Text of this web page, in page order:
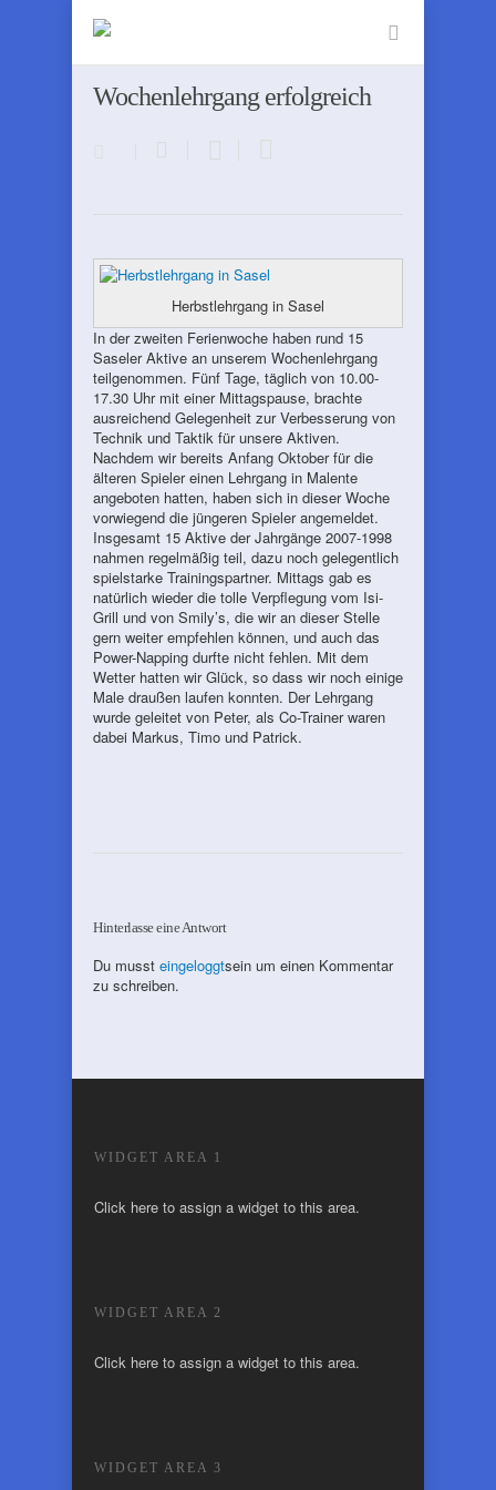
Wochenlehrgang erfolgreich
Herbstlehrgang in Sasel
In der zweiten Ferienwoche haben rund 15
Saseler Aktive an unserem Wochenlehrgang
teilgenommen. Fünf Tage, täglich von 10.00-
17.30 Uhr mit einer Mittagspause, brachte
ausreichend Gelegenheit zur Verbesserung von
Technik und Taktik für unsere Aktiven.
Nachdem wir bereits Anfang Oktober für die
älteren Spieler einen Lehrgang in Malente
angeboten hatten, haben sich in dieser Woche
vorwiegend die jüngeren Spieler angemeldet.
Insgesamt 15 Aktive der Jahrgänge 2007-1998
nahmen regelmäßig teil, dazu noch gelegentlich
spielstarke Trainingspartner. Mittags gab es
natürlich wieder die tolle Verpflegung vom Isi-
Grill und von Smily’s, die wir an dieser Stelle
gern weiter empfehlen können, und auch das
Power-Napping durfte nicht fehlen. Mit dem
Wetter hatten wir Glück, so dass wir noch einige
Male draußen laufen konnten. Der Lehrgang
wurde geleitet von Peter, als Co-Trainer waren
dabei Markus, Timo und Patrick.
Hinterlasse eine Antwort
Du musst eingeloggtsein um einen Kommentar
zu schreiben.
WIDGET AREA 1
Click here to assign a widget to this area.
WIDGET AREA 2
Click here to assign a widget to this area.
WIDGET AREA 3